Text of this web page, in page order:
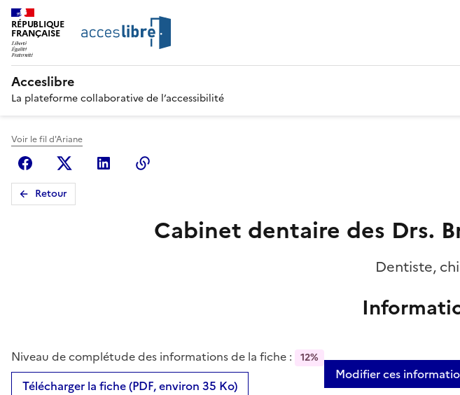
RÉPUBLIQUE
FRANÇAISE
Acceslibre
La plateforme collaborative de l’accessibilité
Voir le fil d'Ariane
FacebookX (anciennement Twitter)
Linkedin
Retour
Cabinet dentaire des Drs.
Dentiste,
Niveau de complétude des informations de la fiche : 12%
Télécharger la fiche (PDF, environ 35 Ko)
Modifier ces